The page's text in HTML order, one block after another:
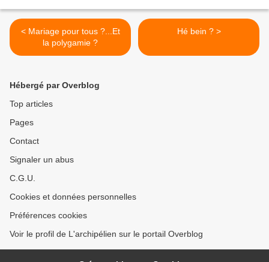
< Mariage pour tous ?...Et
la polygamie ?
Hé bein ? >
Hébergé par Overblog
Top articles
Pages
Contact
Signaler un abus
C.G.U.
Cookies et données personnelles
Préférences cookies
Voir le profil de L'archipélien sur le portail Overblog